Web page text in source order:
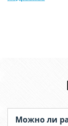
Можно ли